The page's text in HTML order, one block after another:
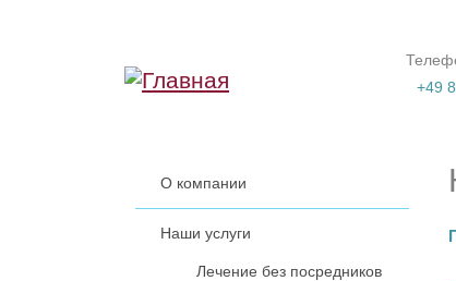
+49
О компании
Наши услуги
Лечение без посредников